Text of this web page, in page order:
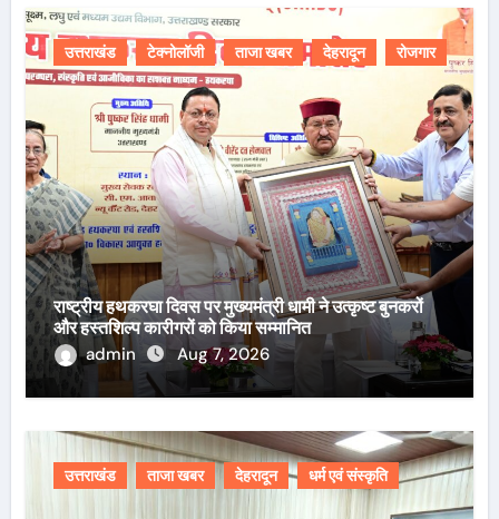
उत्तराखंड टेक्नोलॉजी ताजा खबर देहरादून रोजगार
राष्ट्रीय हथकरघा दिवस पर मुख्यमंत्री धामी ने उत्कृष्ट बुनकरों
और हस्तशिल्प कारीगरों को किया सम्मानित
admin
Aug 7, 2026
उत्तराखंड ताजा खबर देहरादून धर्म एवं संस्कृति